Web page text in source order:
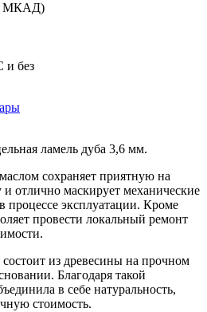
МКАД)
и без
ламель дуба 3,6 мм.
сохраняет приятную на
отлично маскирует механические
процессе эксплуатации. Кроме
провести локальный ремонт
из древесины на прочном
Благодаря такой
в себе натуральность,
стоимость.